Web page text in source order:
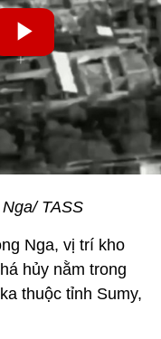
TASS
Nga, vị trí kho
hủy nằm trong
thuộc tỉnh Sumy,